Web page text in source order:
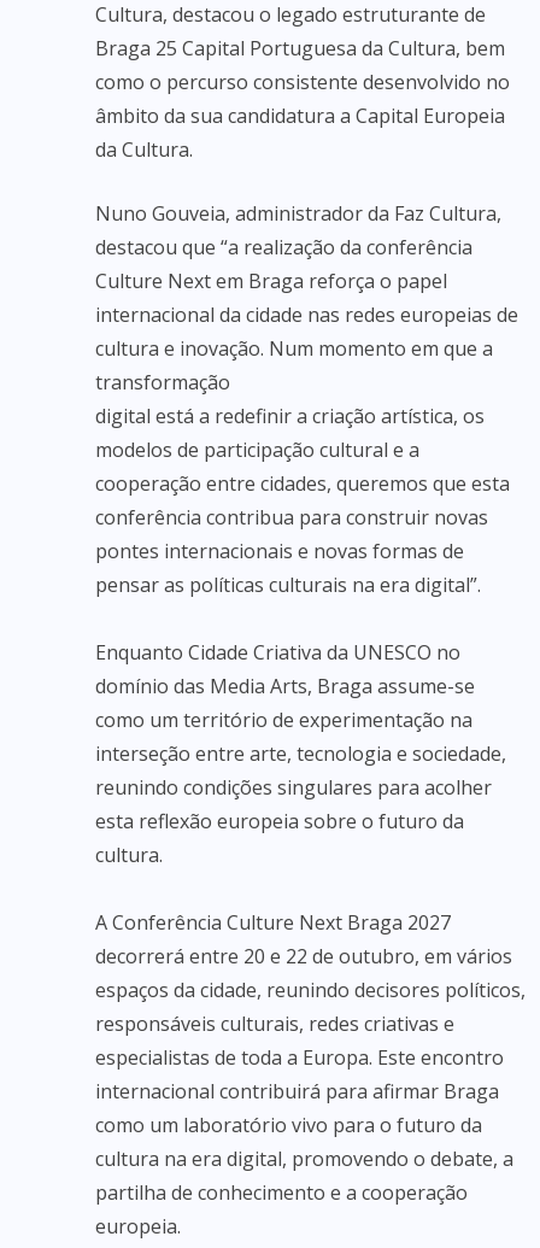
Cultura, destacou o legado estruturante de
Braga 25 Capital Portuguesa da Cultura, bem
como o percurso consistente desenvolvido no
âmbito da sua candidatura a Capital Europeia
da Cultura.
Nuno Gouveia, administrador da Faz Cultura,
destacou que “a realização da conferência
Culture Next em Braga reforça o papel
internacional da cidade nas redes europeias de
cultura e inovação. Num momento em que a
transformação
digital está a redefinir a criação artística, os
modelos de participação cultural e a
cooperação entre cidades, queremos que esta
conferência contribua para construir novas
pontes internacionais e novas formas de
pensar as políticas culturais na era digital”.
Enquanto Cidade Criativa da UNESCO no
domínio das Media Arts, Braga assume-se
como um território de experimentação na
interseção entre arte, tecnologia e sociedade,
reunindo condições singulares para acolher
esta reflexão europeia sobre o futuro da
cultura.
A Conferência Culture Next Braga 2027
decorrerá entre 20 e 22 de outubro, em vários
espaços da cidade, reunindo decisores políticos,
responsáveis culturais, redes criativas e
especialistas de toda a Europa. Este encontro
internacional contribuirá para afirmar Braga
como um laboratório vivo para o futuro da
cultura na era digital, promovendo o debate, a
partilha de conhecimento e a cooperação
europeia.